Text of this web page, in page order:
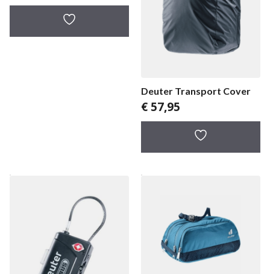
Deuter Transport Cover
€ 57,95